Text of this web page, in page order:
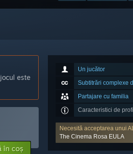
Un jucător
Subtitrări complexe
Partajare cu familia
Caracteristici de
Necesită acceptarea unui
The Cinema Rosa EULA
este
în coș